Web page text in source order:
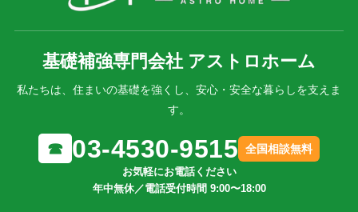
基礎補強専門会社 アストロホーム
私たちは、住まいの基礎を強くし、安心・安全な暮らしを支えま
す。
☎ 03-4530-9515 全国相談無料
お気軽にお電話ください
年中無休／電話受付時間 9:00〜18:00